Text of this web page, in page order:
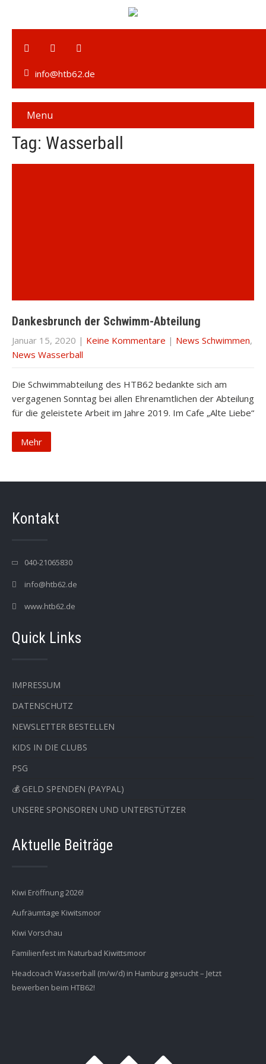
info@htb62.de
Menu
Tag: Wasserball
Dankesbrunch der Schwimm-Abteilung
Januar 15, 2020 | Keine Kommentare | News Schwimmen,
News Wasserball
Die Schwimmabteilung des HTB62 bedankte sich am
vergagenen Sonntag bei allen Ehrenamtlichen der Abteilung
für die geleistete Arbeit im Jahre 2019. Im Cafe „Alte Liebe“
Mehr
Kontakt
040-21065830
info@htb62.de
www.htb62.de
Quick Links
IMPRESSUM
DATENSCHUTZ
NEWSLETTER BESTELLEN
KIDS IN DIE CLUBS
PSG
💰 GELD SPENDEN (PAYPAL)
UNSERE SPONSOREN UND UNTERSTÜTZER
Aktuelle Beiträge
Kiwi Eröffnung 2026!
Aufräumtage Kiwitsmoor
Kiwi Vorschau
Familienfest im Naturbad Kiwittsmoor
Headcoach Wasserball (m/w/d) in Hamburg gesucht – Jetzt
bewerben beim HTB62!